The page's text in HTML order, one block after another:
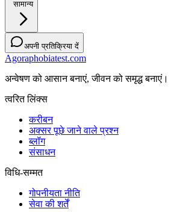
सामान्य
अपनी प्रतिक्रिया दें
Agoraphobiatest.com
अन्वेषण को आसान बनाएं, जीवन को समृद्ध बनाएं।
त्वरित लिंक्स
करीबन
अक्सर पूछे जाने वाले प्रश्न
ब्लॉग
संसाधन
विधि-सम्‍मत
गोपनीयता नीति
सेवा की शर्तें